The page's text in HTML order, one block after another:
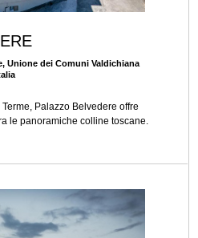
Unione dei Comuni Valdichiana
Palazzo Belvedere offre
le panoramiche colline toscane.